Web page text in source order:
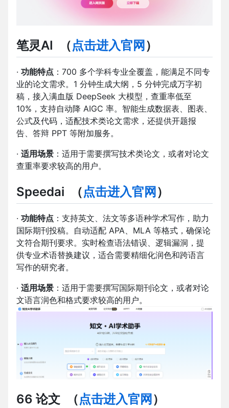
笔灵AI （点击进入官网 ）
· 功能特点 ：700 多个学科专业全覆盖，能满足不同专
业的论文需求。1 分钟生成大纲，5 分钟完成万字初
稿，接入满血版 DeepSeek 大模型，查重率低至
10%，支持自动降 AIGC 率。智能生成数据表、图表、
公式及代码，适配技术类论文需求，还提供开题报
告、答辩 PPT 等附加服务。
· 适用场景 ：适用于需要撰写技术类论文，或者对论文
查重率要求较高的用户。
Speedai （点击进入官网 ）
· 功能特点 ：支持英文、法文等多语种学术写作，助力
国际期刊投稿。自动适配 APA、MLA 等格式，确保论
文符合期刊要求。实时检查语法错误、逻辑漏洞，提
供专业术语替换建议，适合需要精细化润色和跨语言
写作的研究者。
· 适用场景 ：适用于需要撰写国际期刊论文，或者对论
文语言润色和格式要求较高的用户。
66 论文 （点击进入官网 ）